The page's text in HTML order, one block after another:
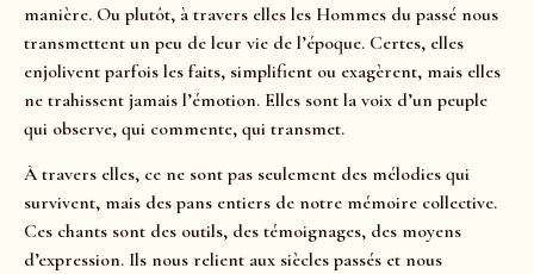
manière. Ou plutôt, à travers elles les Hommes du passé nous
transmettent un peu de leur vie de l’époque. Certes, elles
enjolivent parfois les faits, simplifient ou exagèrent, mais elles
ne trahissent jamais l’émotion. Elles sont la voix d’un peuple
qui observe, qui commente, qui transmet.
À travers elles, ce ne sont pas seulement des mélodies qui
survivent, mais des pans entiers de notre mémoire collective.
Ces chants sont des outils, des témoignages, des moyens
d’expression. Ils nous relient aux siècles passés et nous